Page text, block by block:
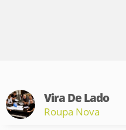
Vira De Lado
Roupa Nova